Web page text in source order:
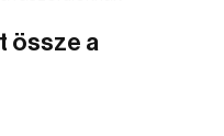
össze a